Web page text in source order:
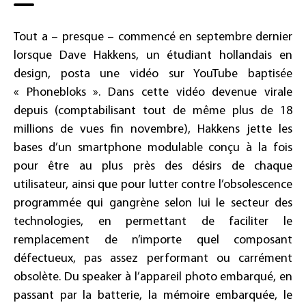
Tout a – presque – commencé en septembre dernier
lorsque Dave Hakkens, un étudiant hollandais en
design, posta une vidéo sur YouTube baptisée
« Phonebloks ». Dans cette vidéo devenue virale
depuis (comptabilisant tout de même plus de 18
millions de vues fin novembre), Hakkens jette les
bases d’un smartphone modulable conçu à la fois
pour être au plus près des désirs de chaque
utilisateur, ainsi que pour lutter contre l’obsolescence
programmée qui gangrène selon lui le secteur des
technologies, en permettant de faciliter le
remplacement de n’importe quel composant
défectueux, pas assez performant ou carrément
obsolète. Du speaker à l’appareil photo embarqué, en
passant par la batterie, la mémoire embarquée, le